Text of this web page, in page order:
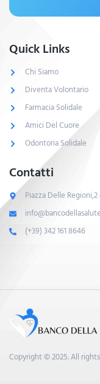
Quick Links
Chi Siamo
Diventa Volontario
Farmacia Solidale
Amici Del Cuore
Odontoria Solidale
Contatti
Piazza Delle
(+39) 342 161 8646
Copyright © 2025. All